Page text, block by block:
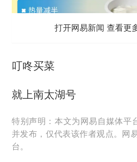
打开网易新闻 查看更
叮咚买菜
就上南太湖号
特别声明：本文为网易自媒体平
并发布，仅代表该作者观点。网
台。